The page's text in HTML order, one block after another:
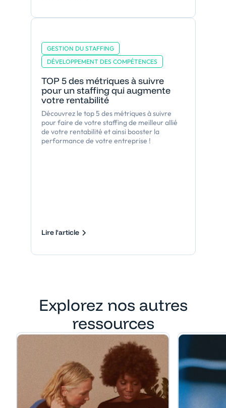
GESTION DU STAFFING
DÉVELOPPEMENT DES COMPÉTENCES
TOP 5 des métriques à suivre
pour un staffing qui augmente
votre rentabilité
Découvrez le top 5 des métriques à suivre
pour faire de votre staffing de meilleur allié
de votre rentabilité et ainsi booster la
performance de votre entreprise !
Lire l'article
Explorez nos autres
ressources